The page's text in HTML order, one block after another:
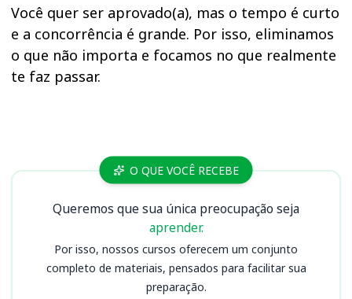
Você quer ser aprovado(a), mas o tempo é curto
e a concorrência é grande. Por isso, eliminamos
o que não importa e focamos no que realmente
te faz passar.
Cursos CBM RNO QUE VOCÊ RECEBE
Queremos que sua única preocupação seja
aprender.
Por isso, nossos cursos oferecem um conjunto
completo de materiais, pensados para facilitar sua
preparação.